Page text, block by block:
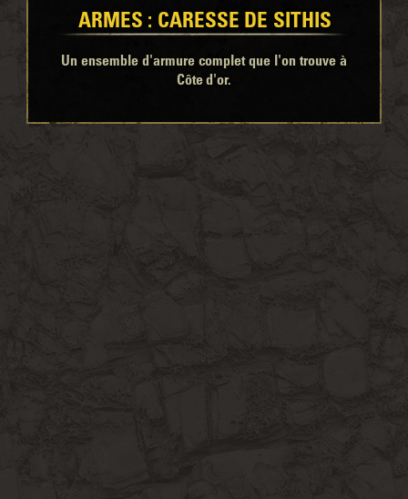
ARMES : CARESSE DE SITHIS
Un ensemble d'armure complet que l'on trouve à
Côte d'or.